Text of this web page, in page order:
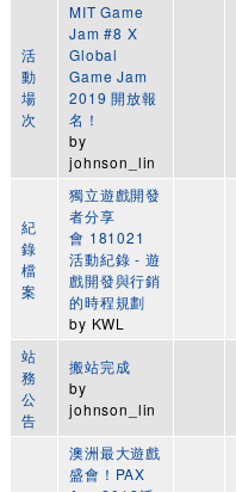
活
動
場
次
MIT Game
Jam #8 X
Global
Game Jam
2019 開放報
名！
by
johnson_lin
紀
錄
檔
案
獨立遊戲開發
者分享
會 181021
活動紀錄 - 遊
戲開發與行銷
的時程規劃
by KWL
站
務
公
告
搬站完成
by
johnson_lin
澳洲最大遊戲
盛會！PAX